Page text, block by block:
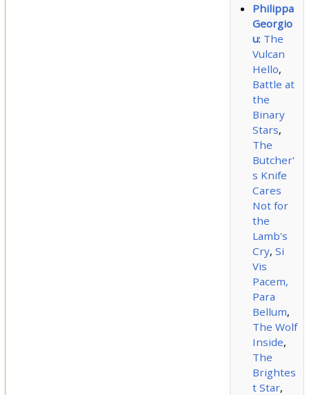
Philippa
Georgio
u: The
Vulcan
Hello,
Battle at
the
Binary
Stars,
The
Butcher'
s Knife
Cares
Not for
the
Lamb's
Cry, Si
Vis
Pacem,
Para
Bellum,
The Wolf
Inside,
The
Brightes
t Star,